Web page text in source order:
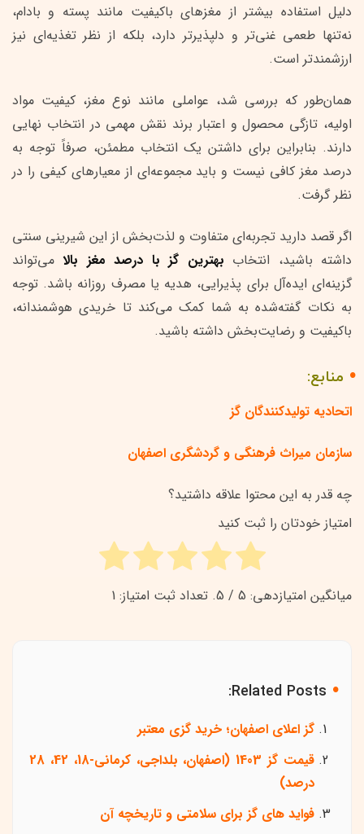
دلیل استفاده بیشتر از مغزهای باکیفیت مانند پسته و بادام،
نه‌تنها طعمی غنی‌تر و دلپذیرتر دارد، بلکه از نظر تغذیه‌ای نیز
ارزشمندتر است.
همان‌طور که بررسی شد، عواملی مانند نوع مغز، کیفیت مواد
اولیه، تازگی محصول و اعتبار برند نقش مهمی در انتخاب نهایی
دارند. بنابراین برای داشتن یک انتخاب مطمئن، صرفاً توجه به
درصد مغز کافی نیست و باید مجموعه‌ای از معیارهای کیفی را در
نظر گرفت.
اگر قصد دارید تجربه‌ای متفاوت و لذت‌بخش از این شیرینی سنتی
داشته باشید، انتخاب بهترین گز با درصد مغز بالامی‌تواند
گزینه‌ای ایده‌آل برای پذیرایی، هدیه یا مصرف روزانه باشد. توجه
به نکات گفته‌شده به شما کمک می‌کند تا خریدی هوشمندانه،
باکیفیت و رضایت‌بخش داشته باشید.
منابع:
اتحادیه تولیدکنندگان گز
سازمان میراث فرهنگی و گردشگری اصفهان
چه قدر به این محتوا علاقه داشتید؟
امتیاز خودتان را ثبت کنید
میانگین امتیازدهی: 5 / 5. تعداد ثبت امتیاز: 1
Related Posts:
گز اعلای اصفهان؛ خرید گزی معتبر
قیمت گز 1403 (اصفهان، بلداجی، کرمانی-18، 42، 28
درصد)
فواید های گز برای سلامتی و تاریخچه آن